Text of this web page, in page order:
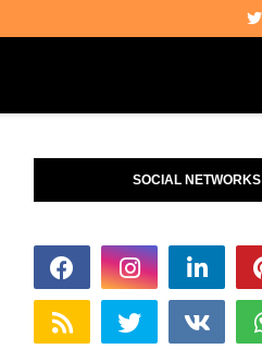
SOCIAL NETWORKS